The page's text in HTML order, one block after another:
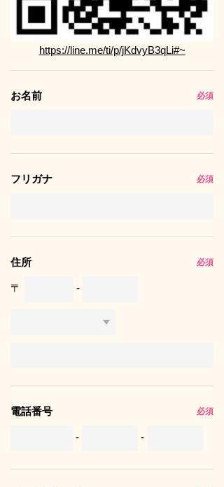
https://line.me/ti/p/jKdvyB3qLi#~
お名前 必須
フリガナ 必須
住所 必須
〒 -
電話番号 必須
- -